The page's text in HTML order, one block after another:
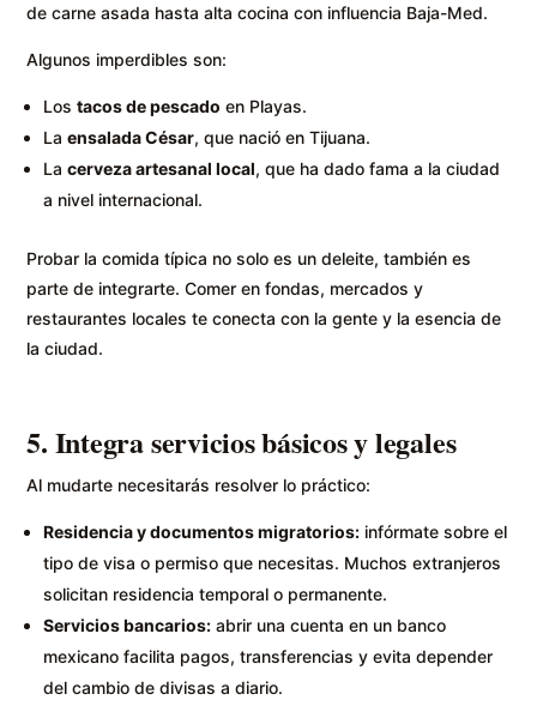
de carne asada hasta alta cocina con influencia Baja-Med.
Algunos imperdibles son:
Lostacos de pescado en Playas.
Laensalada César, que nació en Tijuana.
Lacerveza artesanal local, que ha dado fama a la ciudad
a nivel internacional.
Probar la comida típica no solo es un deleite, también es
parte de integrarte. Comer en fondas, mercados y
restaurantes locales te conecta con la gente y la esencia de
la ciudad.
5. Integra servicios básicos y legales
Al mudarte necesitarás resolver lo práctico:
Residencia y documentos migratorios: infórmate sobre el
tipo de visa o permiso que necesitas. Muchos extranjeros
solicitan residencia temporal o permanente.
Servicios bancarios: abrir una cuenta en un banco
mexicano facilita pagos, transferencias y evita depender
del cambio de divisas a diario.